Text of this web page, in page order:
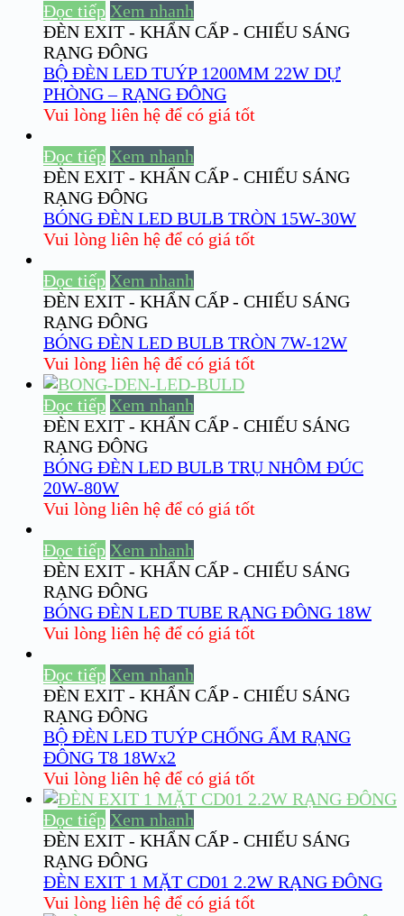
Đọc tiếp Xem nhanh
ĐÈN EXIT - KHẨN CẤP - CHIẾU SÁNG
RẠNG ĐÔNG
BỘ ĐÈN LED TUÝP 1200MM 22W DỰ
PHÒNG – RẠNG ĐÔNG
Vui lòng liên hệ để có giá tốt
Đọc tiếp Xem nhanh
ĐÈN EXIT - KHẨN CẤP - CHIẾU SÁNG
RẠNG ĐÔNG
BÓNG ĐÈN LED BULB TRÒN 15W-30W
Vui lòng liên hệ để có giá tốt
Đọc tiếp Xem nhanh
ĐÈN EXIT - KHẨN CẤP - CHIẾU SÁNG
RẠNG ĐÔNG
BÓNG ĐÈN LED BULB TRÒN 7W-12W
Vui lòng liên hệ để có giá tốt
Đọc tiếp Xem nhanh
ĐÈN EXIT - KHẨN CẤP - CHIẾU SÁNG
RẠNG ĐÔNG
BÓNG ĐÈN LED BULB TRỤ NHÔM ĐÚC
20W-80W
Vui lòng liên hệ để có giá tốt
Đọc tiếp Xem nhanh
ĐÈN EXIT - KHẨN CẤP - CHIẾU SÁNG
RẠNG ĐÔNG
BÓNG ĐÈN LED TUBE RẠNG ĐÔNG 18W
Vui lòng liên hệ để có giá tốt
Đọc tiếp Xem nhanh
ĐÈN EXIT - KHẨN CẤP - CHIẾU SÁNG
RẠNG ĐÔNG
BỘ ĐÈN LED TUÝP CHỐNG ẨM RẠNG
ĐÔNG T8 18Wx2
Vui lòng liên hệ để có giá tốt
Đọc tiếp Xem nhanh
ĐÈN EXIT - KHẨN CẤP - CHIẾU SÁNG
RẠNG ĐÔNG
ĐÈN EXIT 1 MẶT CD01 2.2W RẠNG ĐÔNG
Vui lòng liên hệ để có giá tốt